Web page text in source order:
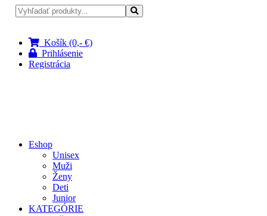
Košík (0,- €)
Prihlásenie
Registrácia
Eshop
Unisex
Muži
Ženy
Deti
Junior
KATEGÓRIE